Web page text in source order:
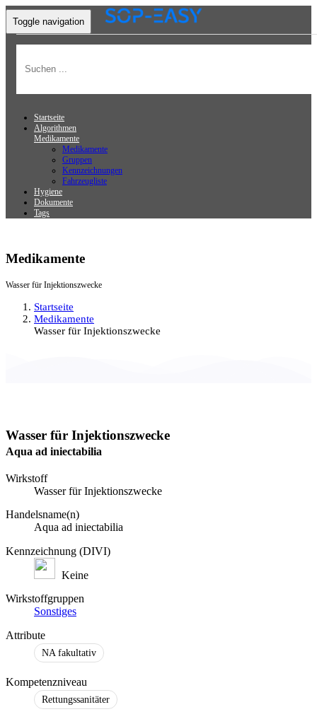
Toggle navigation
Startseite
Algorithmen
Medikamente
Medikamente
Gruppen
Kennzeichnungen
Fahrzeugliste
Hygiene
Dokumente
Tags
Medikamente
Wasser für Injektionszwecke
Startseite
Medikamente
Wasser für Injektionszwecke
Wasser für Injektionszwecke
Aqua ad iniectabilia
Wirkstoff
Wasser für Injektionszwecke
Handelsname(n)
Aqua ad iniectabilia
Kennzeichnung (DIVI)
Keine
Wirkstoffgruppen
Sonstiges
Attribute
NA fakultativ
Kompetenzniveau
Rettungssanitäter